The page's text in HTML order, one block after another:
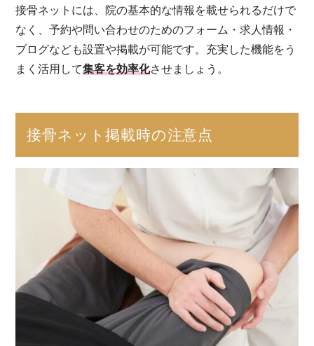
接骨ネットには、院の基本的な情報を載せられるだけで
なく、予約や問い合わせのためのフォーム・求人情報・
ブログなども設置や掲載が可能です。充実した機能をう
まく活用して集客を効率化させましょう。
接骨ネット掲載時の注意点